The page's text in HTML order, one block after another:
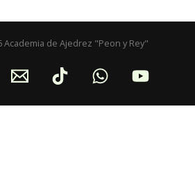
Academia de Ajedrez "Peon y Rey"